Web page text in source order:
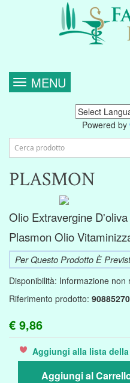
MENU
Powered by
PLASMON
Olio Extravergine D'oliva
Plasmon Olio
Per Questo Prodotto È
Disponibilità: Informazione non
Riferimento prodotto:
€ 9,86
Aggiungi alla lista
Aggiungi al